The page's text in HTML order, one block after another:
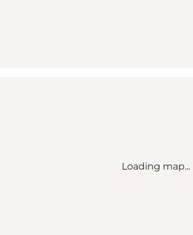
Loading map...